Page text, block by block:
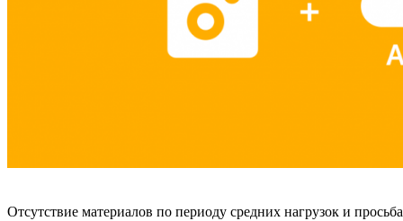
Отсутствие материалов по периоду средних нагрузок и просьба